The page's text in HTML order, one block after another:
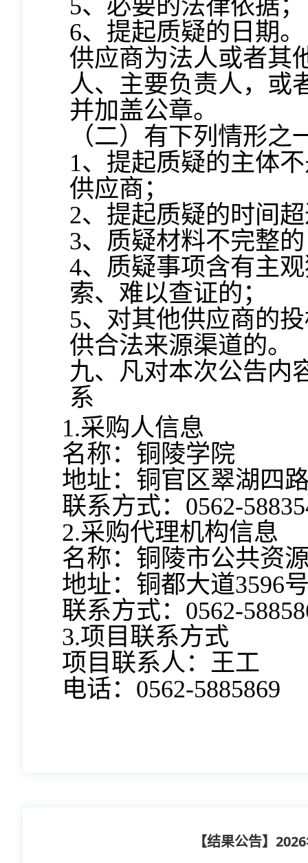
5、必要的法律依据；
6、提起质疑的日期。
供应商为法人或者其
人、主要负责人，或
并加盖公章。
（二）有下列情形
1、提起质疑的主体
供应商；
2、提起质疑的时间
3、质疑材料不完整
4、质疑事项含有主
索、难以查证的；
5、对其他供应商的
供合法来源渠道的。
九、凡对本次公告内
系
1.采购人信息
名称：铜陵学院
地址：铜官区翠湖四
联系方式：0562-
2.采购代理机构信息
名称：铜陵市公共资
地址：铜都大道3596
联系方式：0562-
3.项目联系方式
项目联系人：王工
电话：0562-5885869
【结果公告】